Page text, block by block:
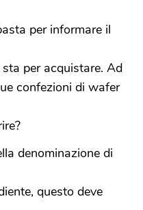
per informare il
per acquistare. Ad
confezioni di wafer
denominazione di
questo deve